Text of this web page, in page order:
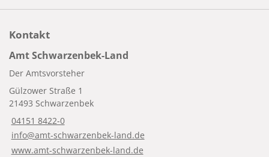
Kontakt
Amt Schwarzenbek-Land
Der Amtsvorsteher
Gülzower Straße 1
21493 Schwarzenbek
04151 8422-0
info@amt-schwarzenbek-land.de
www.amt-schwarzenbek-land.de